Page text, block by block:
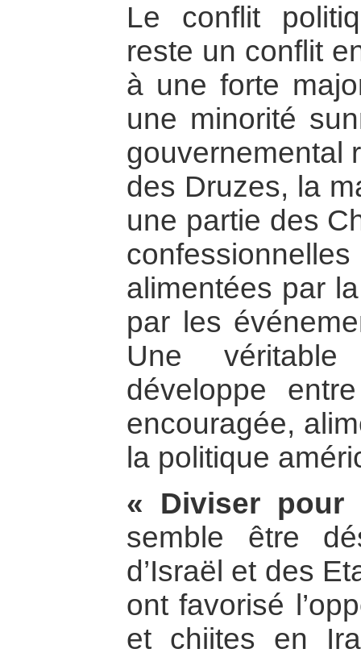
Le conflit
reste un conflit
à une forte
une minorité
gouvernemental
des Druzes, la
une partie des
alimentées par
par les
Une
développe
encouragée,
la politique
« Diviser pour
semble être
d’Israël et des
ont favorisé
et chiites en